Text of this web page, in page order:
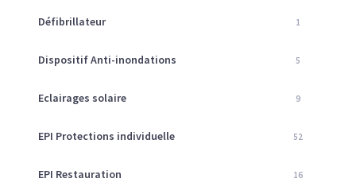
Défibrillateur 1
Dispositif Anti-inondations 5
Eclairages solaire 9
EPI Protections individuelle 52
EPI Restauration 16